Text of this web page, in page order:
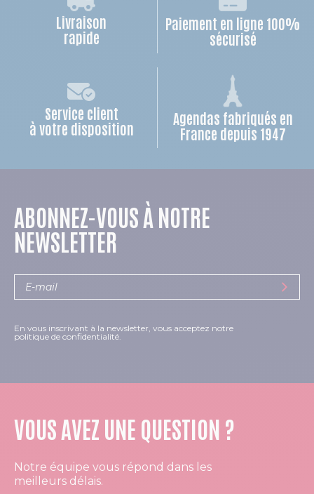
Livraison
rapide
Paiement en ligne 100%
sécurisé
Service client
à votre disposition
Agendas fabriqués en
France depuis 1947
ABONNEZ-VOUS À NOTRE
NEWSLETTER
En vous inscrivant à la newsletter, vous acceptez notre
politique de confidentialité.
VOUS AVEZ UNE QUESTION ?
Notre équipe vous répond dans les
meilleurs délais.